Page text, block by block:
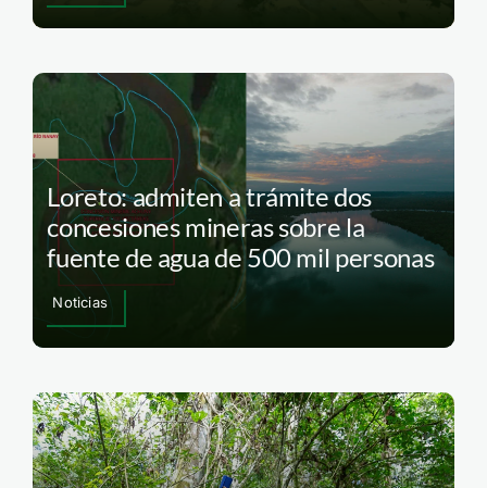
Loreto: admiten a trámite dos
concesiones mineras sobre la
fuente de agua de 500 mil personas
Noticias